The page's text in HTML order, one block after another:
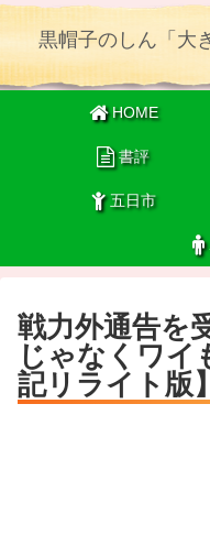
黒帽子のしん「大
HOME
書評
五日市
戦力外通告を
じゃなくワイ
記リライト版】